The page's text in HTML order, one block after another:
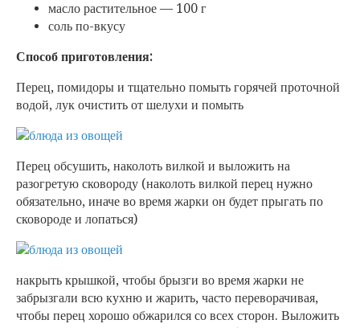
масло растительное — 100 г
соль по-вкусу
Способ приготовления:
Перец, помидоры и тщательно помыть горячей проточной
водой, лук очистить от шелухи и помыть
Перец обсушить, наколоть вилкой и выложить на
разогретую сковороду (наколоть вилкой перец нужно
обязательно, иначе во время жарки он будет прыгать по
сковороде и лопаться)
накрыть крышкой, чтобы брызги во время жарки не
забрызгали всю кухню и жарить, часто переворачивая,
чтобы перец хорошо обжарился со всех сторон. Выложить